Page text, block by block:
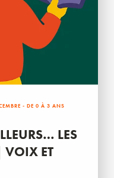
- DE 0 À 3 ANS
LES
VOIX ET